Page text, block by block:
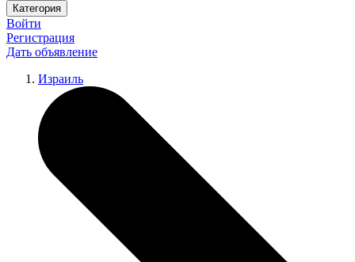
Категория
Войти
Регистрация
Дать объявление
Израиль